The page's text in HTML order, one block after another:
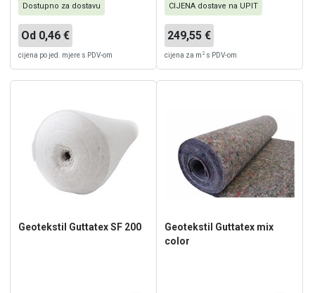
Dostupno za dostavu
Od 0,46 €
cijena po jed. mjere s PDV-om
CIJENA dostave na UPIT
249,55 €
cijena za m 2 s PDV-om
Geotekstil Guttatex SF 200
Geotekstil Guttatex mix
color